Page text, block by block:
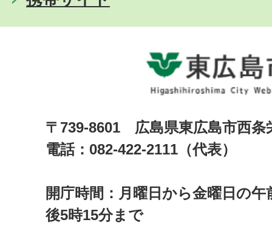
〒739-8601 広島県東広島市西
電話：082-422-2111（代表）
開庁時間：月曜日から金曜日の午
後5時15分まで